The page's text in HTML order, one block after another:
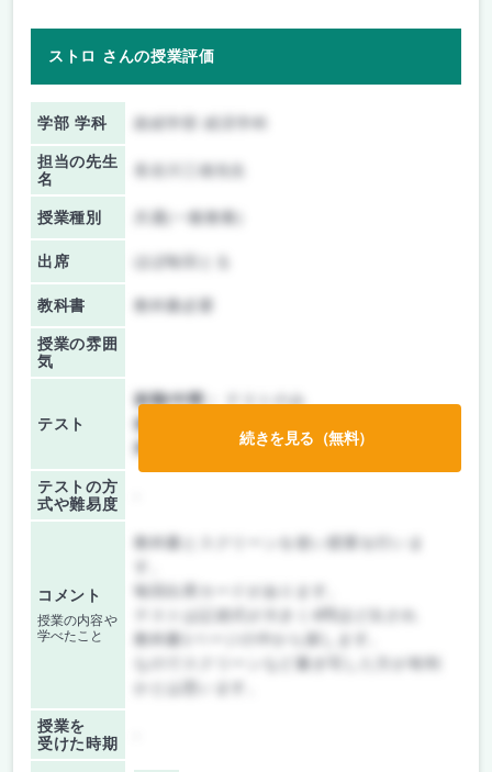
ストロ さんの授業評価
学部 学科 政経学部 経済学科
担当の先生
名
授業種別 共通(一般教養)
出席 ほぼ毎回とる
教科書 教科書必要
授業の雰囲
気
テスト
前期/中間：
後期/期末：
教科書ノート持ち込み可
テストの方
式や難易度
コメント
授業の内容や
学べたこと
教科書とスクリーンを使い授業を行いま
毎回出席カードがあります。
教科書1ページの中から探します。
なのでスクリーンなど書き写した方が有利
授業を
受けた時期
続きを見る（無料）